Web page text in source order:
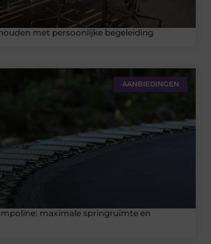
met persoonlijke begeleiding
AANBIEDINGEN
maximale springruimte en